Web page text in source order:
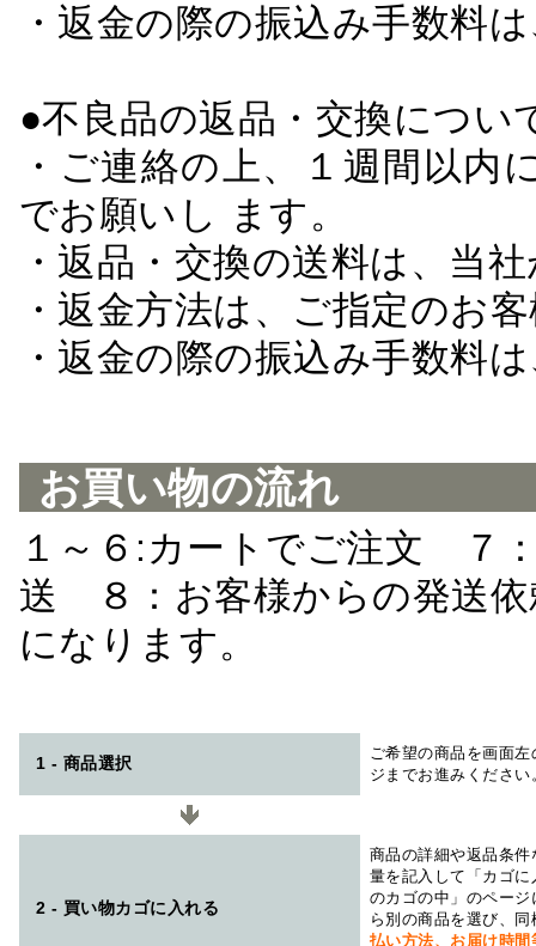
・返金の際の振込み手数料
●不良品の返品・交換につい
・ご連絡の上、１週間以
でお願いし ます。
・返品・交換の送料は、当
・返金方法は、ご指定のお
・返金の際の振込み手数料
お買い物の流れ
１～６:カートでご注文 ７
送 ８：お客様からの発送
になります。
1 - 商品選択
ご希望の商品を画面
ジまでお進みください
2 - 買い物カゴに入れる
商品の詳細や返品条
量を記入して「カゴ
のカゴの中」のペー
ら別の商品を選び、
払い方法、お届け時